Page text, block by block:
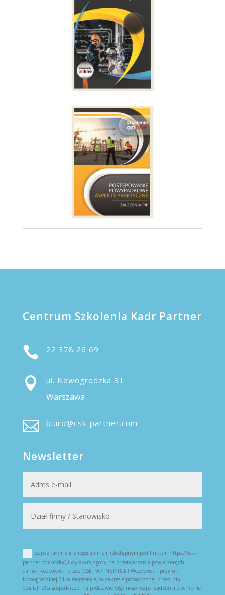
Centrum Szkolenia Kadr Partner
 22 378 26 69
 ul. Nowogrodzka 31
Warszawa
 biuro@csk-partner.com
Newsletter
.
Zapoznałem się z regulaminem (dostępnym pod linkiem https://csk-
partner.com/rodo/) i wyrażam zgodę na przetwarzanie powierzonych
danych osobowych przez CSK PARTNER Rafał Wesołowski, przy ul.
Nowogrodzkiej 31 w Warszawie, w zakresie prowadzonej przez nią
działalności gospodarczej na podstawie Ogólnego rozporządzenia o ochronie